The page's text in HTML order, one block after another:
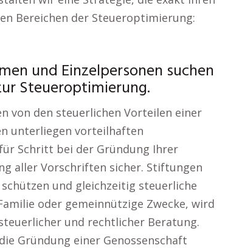
Bereichen der Steueroptimierung:
und Einzelpersonen suchen
Steueroptimierung.
von den steuerlichen Vorteilen einer
unterliegen vorteilhaften
Schritt bei der Gründung Ihrer
aller Vorschriften sicher. Stiftungen
und gleichzeitig steuerliche
oder gemeinnützige Zwecke, wird
und rechtlicher Beratung.
Gründung einer Genossenschaft